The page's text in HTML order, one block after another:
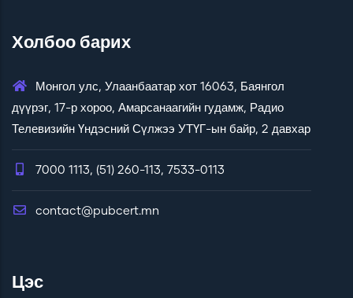
Холбоо барих
Монгол улс, Улаанбаатар хот 16063, Баянгол
дүүрэг, 17-р хороо, Амарсанаагийн гудамж, Радио
Телевизийн Үндэсний Сүлжээ УТҮГ-ын байр, 2 давхар
7000 1113, (51) 260-113, 7533-0113
contact@pubcert.mn
Цэс